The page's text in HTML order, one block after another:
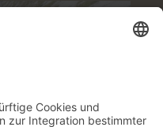
Bergführer
2026